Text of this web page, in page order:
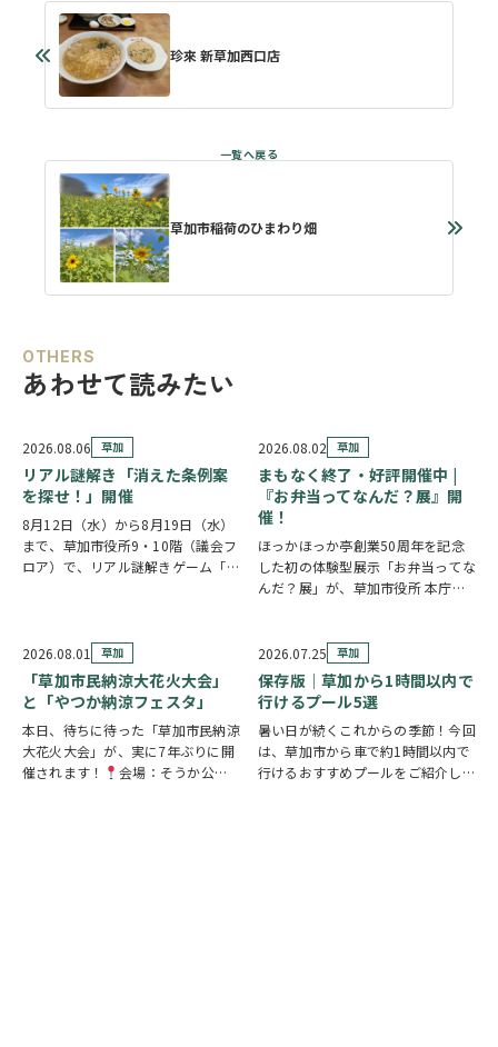
珍來 新草加西口店
草加市稲荷のひまわり畑
OTHERS
あわせて読みたい
2026.08.06 草加
リアル謎解き「消えた条例案
を探せ！」開催
8月12日（水）から8月19日（水）
まで、草加市役所9・10階（議会フ
ロア）で、リアル謎解きゲーム「消
謎を解きながら、行方不明となった
「ある条例…
2026.08.02 草加
まもなく終了・好評開催中 |
『お弁当ってなんだ？展』開
催！
ほっかほっか亭創業50周年を記念
した初の体験型展示「お弁当ってな
んだ？展」が、草加市役所 本庁舎1
見て・触れて・参加しながらお弁当
の魅力を楽しめるイベントです。お
子さまから大人…
2026.08.01 草加
「草加市民納涼大花火大会」
と「やつか納涼フェスタ」
本日、待ちに待った「草加市民納涼
大花火大会」が、実に7年ぶりに開
催されます！
会場：そうか公園
2026.07.25 草加
保存版｜草加から1時間以内で
行けるプール5選
暑い日が続くこれからの季節！今回
は、草加市から車で約1時間以内で
行けるおすすめプールをご紹介しま